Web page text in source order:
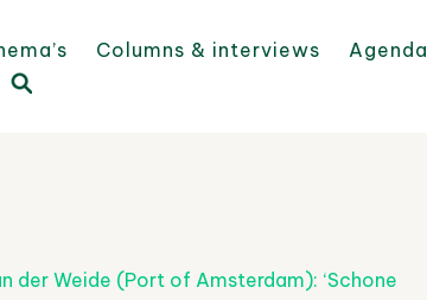
Columns & interviews Agenda
der Weide (Port of Amsterdam): ‘Schone